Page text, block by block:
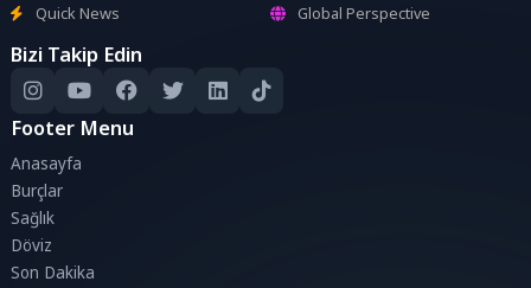
Quick News
Global Perspective
Bizi Takip Edin
Footer Menu
Anasayfa
Burçlar
Sağlık
Döviz
Son Dakika